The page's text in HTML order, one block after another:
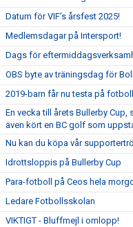
Datum för VIF’s årsfest 2025!
Medlemsdagar på Intersport!
Dags för
OBS byte av träningsdag för
2019-barn får nu testa på
En vecka till årets Bullerby Cup,
även kört en BC golf som
Nu kan du köpa vår
Idrottsloppis på Bullerby Cup
Para-fotboll på Ceos hela
Ledare Fotbollsskolan
VIKTIGT - Bluffmejl i omlopp!